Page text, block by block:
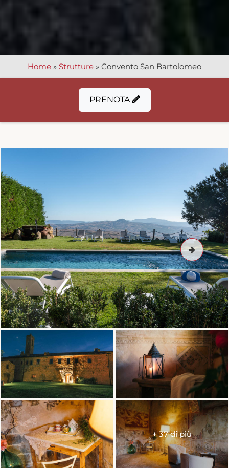
Home » Strutture » Convento San Bartolomeo
PRENOTA
+ 37 di più